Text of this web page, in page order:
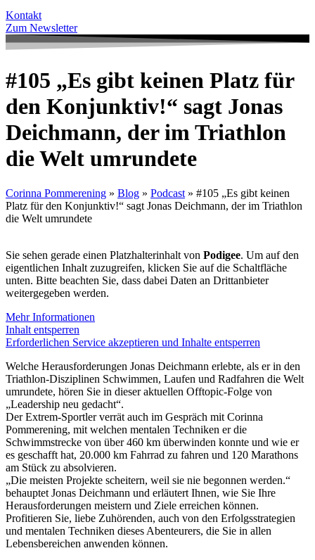
Kontakt
Zum Newsletter
#105 „Es gibt keinen Platz für
den Konjunktiv!“ sagt Jonas
Deichmann, der im Triathlon
die Welt umrundete
Corinna Pommerening » Blog » Podcast » #105 „Es gibt keinen
Platz für den Konjunktiv!“ sagt Jonas Deichmann, der im Triathlon
die Welt umrundete
Sie sehen gerade einen Platzhalterinhalt von Podigee. Um auf den
eigentlichen Inhalt zuzugreifen, klicken Sie auf die Schaltfläche
unten. Bitte beachten Sie, dass dabei Daten an Drittanbieter
weitergegeben werden.
Mehr Informationen
Inhalt entsperren
Erforderlichen Service akzeptieren und Inhalte entsperren
Welche Herausforderungen Jonas Deichmann erlebte, als er in den
Triathlon-Disziplinen Schwimmen, Laufen und Radfahren die Welt
umrundete, hören Sie in dieser aktuellen Offtopic-Folge von
„Leadership neu gedacht“.
Der Extrem-Sportler verrät auch im Gespräch mit Corinna
Pommerening, mit welchen mentalen Techniken er die
Schwimmstrecke von über 460 km überwinden konnte und wie er
es geschafft hat, 20.000 km Fahrrad zu fahren und 120 Marathons
am Stück zu absolvieren.
„Die meisten Projekte scheitern, weil sie nie begonnen werden.“
behauptet Jonas Deichmann und erläutert Ihnen, wie Sie Ihre
Herausforderungen meistern und Ziele erreichen können.
Profitieren Sie, liebe Zuhörenden, auch von den Erfolgsstrategien
und mentalen Techniken dieses Abenteurers, die Sie in allen
Lebensbereichen anwenden können.